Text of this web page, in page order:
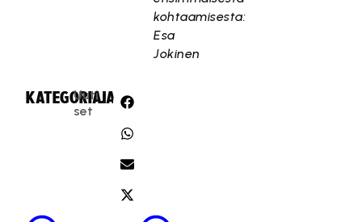
kohtaamisesta:
Esa
Jokinen
KATEGORIA:
Uuti
set
JAA: